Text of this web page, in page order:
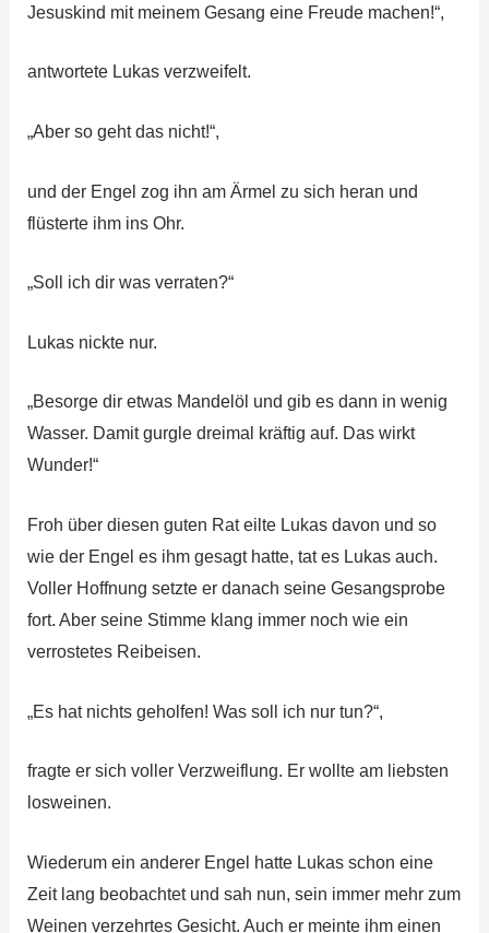
Jesuskind mit meinem Gesang eine Freude machen!“,
antwortete Lukas verzweifelt.
„Aber so geht das nicht!“,
und der Engel zog ihn am Ärmel zu sich heran und
flüsterte ihm ins Ohr.
„Soll ich dir was verraten?“
Lukas nickte nur.
„Besorge dir etwas Mandelöl und gib es dann in wenig
Wasser. Damit gurgle dreimal kräftig auf. Das wirkt
Wunder!“
Froh über diesen guten Rat eilte Lukas davon und so
wie der Engel es ihm gesagt hatte, tat es Lukas auch.
Voller Hoffnung setzte er danach seine Gesangsprobe
fort. Aber seine Stimme klang immer noch wie ein
verrostetes Reibeisen.
„Es hat nichts geholfen! Was soll ich nur tun?“,
fragte er sich voller Verzweiflung. Er wollte am liebsten
losweinen.
Wiederum ein anderer Engel hatte Lukas schon eine
Zeit lang beobachtet und sah nun, sein immer mehr zum
Weinen verzehrtes Gesicht. Auch er meinte ihm einen